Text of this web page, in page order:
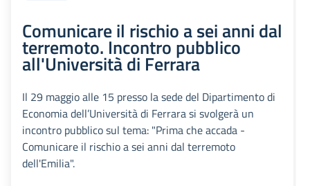
Comunicare il rischio a sei anni dal
terremoto. Incontro pubblico
all'Università di Ferrara
Il 29 maggio alle 15 presso la sede del Dipartimento di
Economia dell’Università di Ferrara si svolgerà un
incontro pubblico sul tema: "Prima che accada -
Comunicare il rischio a sei anni dal terremoto
dell'Emilia".